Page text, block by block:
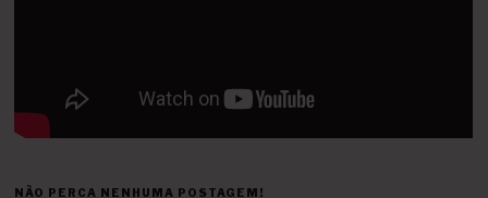
NÃO PERCA NENHUMA POSTAGEM!